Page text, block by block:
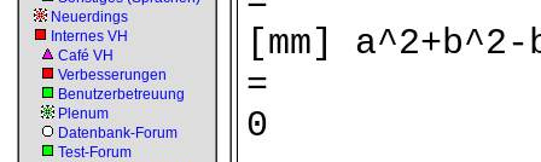
Neuerdings
Internes VH
Café VH
Verbesserungen
Benutzerbetreuung
Plenum
Datenbank-Forum
Test-Forum
[mm]
=
0